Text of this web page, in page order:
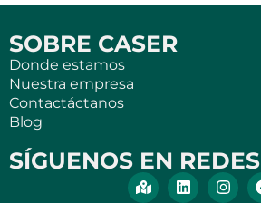
SOBRE CASER
Donde estamos
Nuestra empresa
Contactáctanos
Blog
SÍGUENOS EN REDES